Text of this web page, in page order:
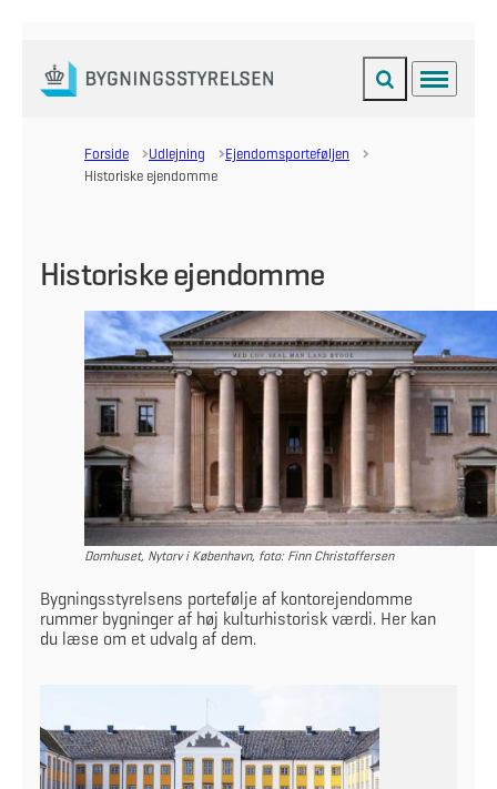
Gå til forsiden Fold søgefelt ud
Menu
Forside Udlejning
Ejendomsporteføljen
Historiske ejendomme
Historiske ejendomme
Domhuset, Nytorv i København, foto: Finn Christoffersen
Bygningsstyrelsens portefølje af kontorejendomme
rummer bygninger af høj kulturhistorisk værdi. Her kan
du læse om et udvalg af dem.